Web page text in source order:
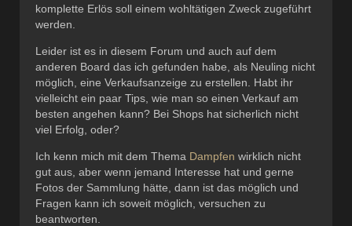
komplette Erlös soll einem wohltätigen Zweck zugeführt
werden.
Leider ist es in diesem Forum und auch auf dem
anderen Board das ich gefunden habe, als Neuling nicht
möglich, eine Verkaufsanzeige zu erstellen. Habt ihr
vielleicht ein paar Tips, wie man so einen Verkauf am
besten angehen kann? Bei Shops hat sicherlich nicht
viel Erfolg, oder?
Ich kenn mich mit dem Thema Dampfen wirklich nicht
gut aus, aber wenn jemand Interesse hat und gerne
Fotos der Sammlung hätte, dann ist das möglich und
Fragen kann ich soweit möglich, versuchen zu
beantworten.